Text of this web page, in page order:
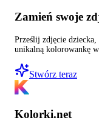
Zamień swoje
Prześlij zdjęcie
unikalną kolorowankę
Stwórz teraz
Kolorki.net